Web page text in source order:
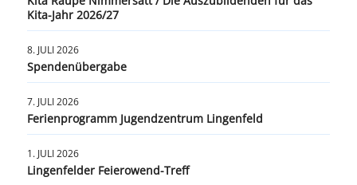
Kita-Jahr 2026/27
8. JULI 2026
Spendenübergabe
7. JULI 2026
Ferienprogramm Jugendzentrum Lingenfeld
1. JULI 2026
Lingenfelder Feierowend-Treff